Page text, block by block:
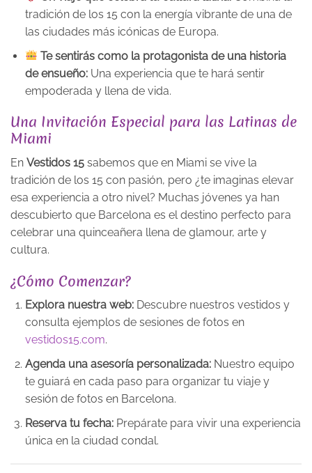
tradición de los 15 con la energía vibrante de una de
las ciudades más icónicas de Europa.
Te sentirás como la protagonista de una historia
de ensueño:Una experiencia que te hará sentir
empoderada y llena de vida.
Una Invitación Especial para las Latinas de
Miami
En Vestidos 15 sabemos que en Miami se vive la
tradición de los 15 con pasión, pero ¿te imaginas elevar
esa experiencia a otro nivel? Muchas jóvenes ya han
descubierto que Barcelona es el destino perfecto para
celebrar una quinceañera llena de glamour, arte y
cultura.
¿Cómo Comenzar?
Explora nuestra web:Descubre nuestros vestidos y
consulta ejemplos de sesiones de fotos en
vestidos15.com.
Agenda una asesoría personalizada:Nuestro equipo
te guiará en cada paso para organizar tu viaje y
sesión de fotos en Barcelona.
Reserva tu fecha:Prepárate para vivir una experiencia
única en la ciudad condal.